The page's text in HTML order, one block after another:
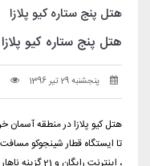
هتل پنج ستاره کیو پلازا
هتل پنج ستاره کیو
پنجشنبه 29 تیر 1396
تا ایستگاه قطار شینجوکو